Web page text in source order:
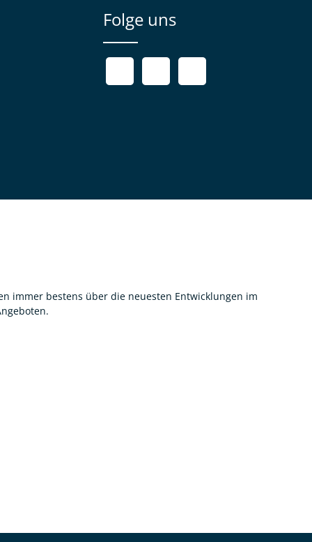
Folge uns
immer bestens über die neuesten Entwicklungen im